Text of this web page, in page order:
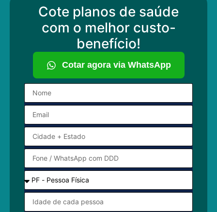
Cote planos de saúde
com o melhor custo-
benefício!
Cotar agora via WhatsApp